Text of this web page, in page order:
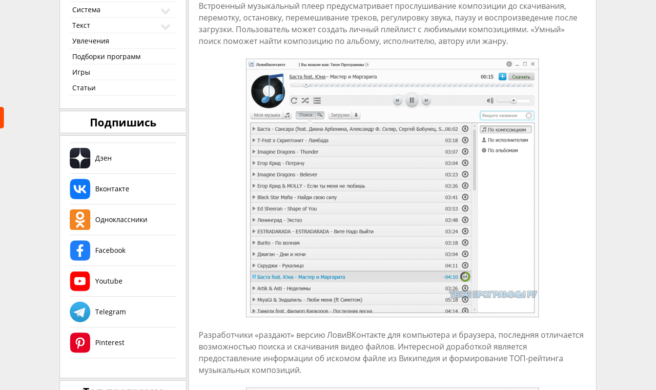
Встроенный музыкальный плеер предусматривает прослушивание композиции до скачивания,
перемотку, остановку, перемешивание треков, регулировку звука, паузу и воспроизведение после
загрузки. Пользователь может создать личный плейлист с любимыми композициями. «Умный»
поиск поможет найти композицию по альбому, исполнителю, автору или жанру.
Разработчики «раздают» версию ЛовиВКонтакте для компьютера и браузера, последняя отличается
возможностью поиска и скачивания видео файлов. Интересной доработкой является
предоставление информации об искомом файле из Википедия и формирование ТОП-рейтинга
музыкальных композиций.
Система
Текст
Увлечения
Подборки программ
Игры
Статьи
Подпишись
Дзен
Вконтакте
Одноклассники
Facebook
Youtube
Telegram
Pinterest